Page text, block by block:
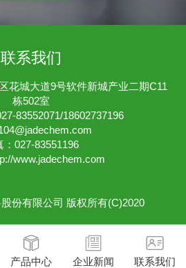
联系我们
花城大道9号软件新城产业二期C11
栋502室
83552071/18602737196
：027-83551196
www.jadechem.com
份有限公司 版权所有(C)2020
产品中心 企业新闻 联系我们